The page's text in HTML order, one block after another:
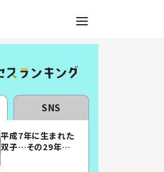
SNS
平成7年に生まれた
双子…その29年後